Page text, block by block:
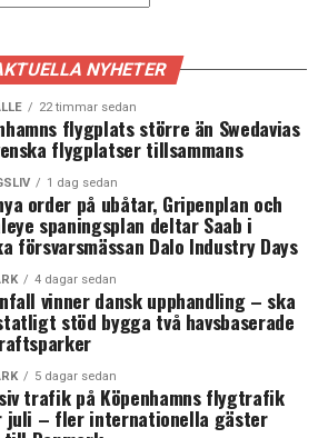
som arbetar, men inte är
på den danska sidan Öresund
med nio procent 2009,
finanskrisen. Under alla år
pendlarna blivit färre. Först
antalet och under 2019 ökade
procent. Men med coronakrisen föll
under 2020. Under pandemin har
svenska gränspendlare förlorat
finanskrisen utan i stället har
att behålla sitt jobb och arbeta
NYHETER
22 timmar sedan
flygplats större än Swedavias
flygplatser tillsammans
1 dag sedan
order på ubåtar, Gripenplan och
spaningsplan deltar Saab i
försvarsmässan Dalo Industry Days
4 dagar sedan
vinner dansk upphandling – ska
stöd bygga två havsbaserade
5 dagar sedan
trafik på Köpenhamns flygtrafik
juli – fler internationella gäster